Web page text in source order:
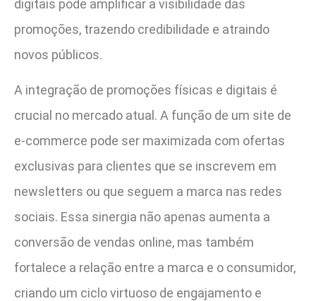
digitais pode amplificar a visibilidade das
promoções, trazendo credibilidade e atraindo
novos públicos.
A integração de promoções físicas e digitais é
crucial no mercado atual. A função de um site de
e-commerce pode ser maximizada com ofertas
exclusivas para clientes que se inscrevem em
newsletters ou que seguem a marca nas redes
sociais. Essa sinergia não apenas aumenta a
conversão de vendas online, mas também
fortalece a relação entre a marca e o consumidor,
criando um ciclo virtuoso de engajamento e